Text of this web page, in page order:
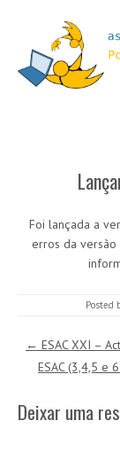
Foi lançada a
erros da versão
Posted
Post navigation
← ESAC XXI –
ESAC (3,4,5 e
Deixar uma